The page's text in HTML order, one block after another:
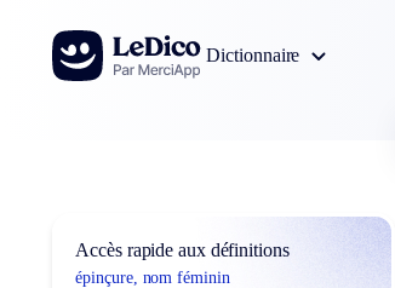
Aller au contenu
Dictionnaire
Accès rapide aux définitions
épinçure, nom féminin